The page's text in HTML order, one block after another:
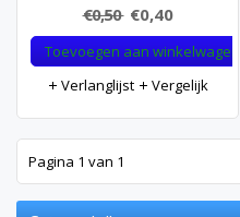
€0,50 €0,40
Toevoegen aan winkelwagen
Verlanglijst
Vergelijk
Pagina 1 van 1